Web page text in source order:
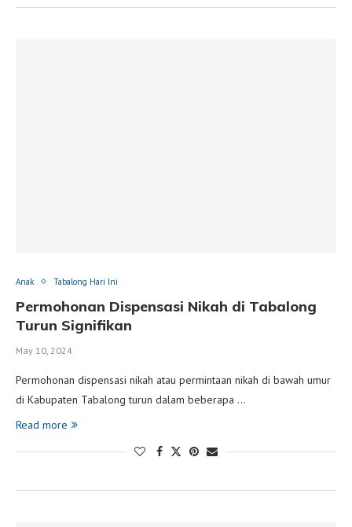
Anak Tabalong Hari Ini
Permohonan Dispensasi Nikah di Tabalong
Turun Signifikan
May 10, 2024
Permohonan dispensasi nikah atau permintaan nikah di bawah umur
di Kabupaten Tabalong turun dalam beberapa …
Read more